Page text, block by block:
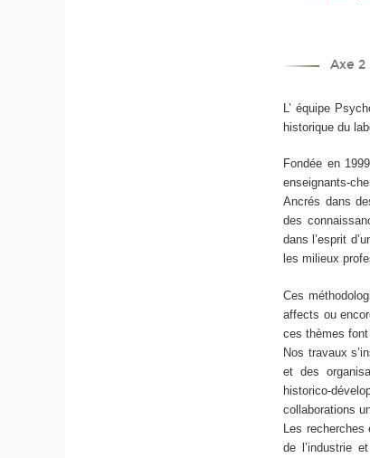
Axe 2
L’ équipe
historique du
Fondée en
enseignants-
Ancrés dans
des
dans l’esprit
les milieux
Ces
affects ou
ces thèmes font
Nos travaux
et des
historico-
collaborations
Les
de l’industrie